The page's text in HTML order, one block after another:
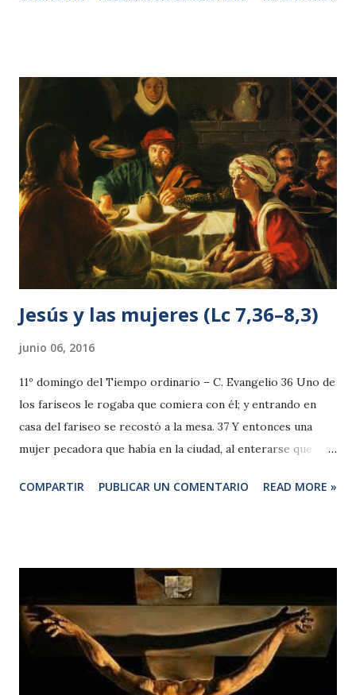
lavar el pecado y la impureza. El tiempo escatológico
vendrá marcado por un profundo arrepentimiento y
penitencia en Jerusa­lén suscitados por el espíritu de Dios.
La causa es el haber dado muerte a un hombre muy
querido para el pueblo. El texto es oscuro en este punto
pues también podría entenderse que aquel a quien
traspasaron es Dios (v. 10); sin embargo, inmediatamente
después se dice que el que ha muerto es un hombre por el
que el pueblo hará du...
Jesús y las mujeres (Lc 7,36–8,3)
junio 06, 2016
11º domingo del Tiempo ordinario – C. Evangelio 36 Uno de
los fariseos le rogaba que comiera con él; y entrando en
casa del fariseo se recostó a la mesa. 37 Y entonces una
mujer pecadora que había en la ciudad, al enterarse que
de alabastro con perfume, 38 y por detrás se puso a sus
invitado, se decía: «Si éste fuera profeta, sabría con certeza
quién y qué clase de mujer es la que le toca: que es una
pecadora». 40 Jesús tomó la palabra y le dijo: —Simón,
tengo que decirte una cosa. Y él contestó: —Maestro, di. 41
—Un prestamista tenía dos deudores: uno le debía
COMPARTIR PUBLICAR UN COMENTARIO READ MORE »